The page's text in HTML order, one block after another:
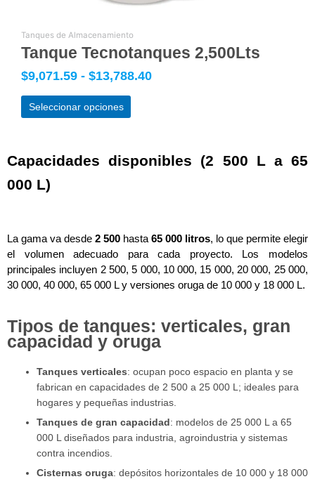
Tanques de Almacenamiento
Tanque Tecnotanques 2,500Lts
$9,071.59 - $13,788.40
Seleccionar opciones
pueden
en
la
de
producto
Capacidades disponibles (2 500 L a 65
000 L)
La gama va desde 2 500 hasta 65 000 litros, lo que permite elegir
el volumen adecuado para cada proyecto. Los modelos
principales incluyen 2 500, 5 000, 10 000, 15 000, 20 000, 25 000,
30 000, 40 000, 65 000 L y versiones oruga de 10 000 y 18 000 L.
Tipos de tanques: verticales, gran
capacidad y oruga
Tanques verticales: ocupan poco espacio en planta y se
fabrican en capacidades de 2 500 a 25 000 L; ideales para
hogares y pequeñas industrias.
Tanques de gran capacidad: modelos de 25 000 L a 65
000 L diseñados para industria, agroindustria y sistemas
contra incendios.
Cisternas oruga: depósitos horizontales de 10 000 y 18 000